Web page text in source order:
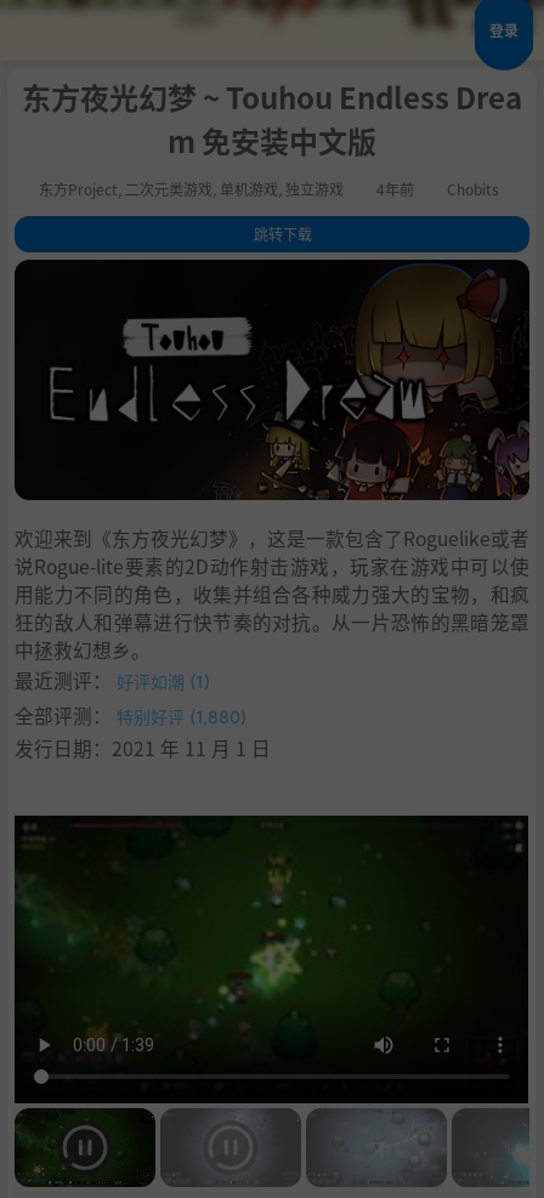
登录
东方夜光幻梦 ~ Touhou Endless Drea
m 免安装中文版
东方Project 二次元类游戏 单机游戏 独立游戏 4年前 Chobits
跳转下载
1.关于这款游戏
支持作者
通用教程
欢迎来到《东方夜光幻梦》，这是一款包含了Roguelike或者
说Rogue-lite要素的2D动作射击游戏，玩家在游戏中可以使
用能力不同的角色，收集并组合各种威力强大的宝物，和疯
狂的敌人和弹幕进行快节奏的对抗。从一片恐怖的黑暗笼罩
中拯救幻想乡。
最近测评：
好评如潮 (1)
全部评测： 特别好评 (1,880)
发行日期：2021 年 11 月 1 日